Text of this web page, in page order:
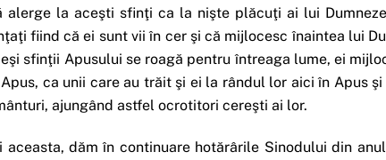
alerge la aceşti sfinţi ca la nişte plăcuţi ai lui
fiind că ei sunt vii în cer şi că mijlocesc înaintea lui
sfinţii Apusului se roagă pentru întreaga lume, ei
ca unii care au trăit şi ei la rândul lor aici în Apus
ajungând astfel ocrotitori cereşti ai lor.
aceasta, dăm în continuare hotărârile Sinodului din